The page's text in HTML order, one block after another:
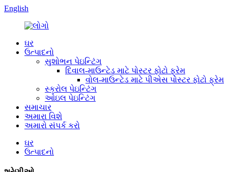
English
ઘર
ઉત્પાદનો
સુશોભન પેઇન્ટિંગ
દિવાલ-માઉન્ટેડ માટે પોસ્ટર ફોટો ફ્રેમ
વોલ-માઉન્ટેડ માટે પીએસ પોસ્ટર ફોટો ફ્રેમ
સ્ક્રોલ પેઇન્ટિંગ
ઓઇલ પેઇન્ટિંગ
સમાચાર
અમારા વિશે
અમારો સંપર્ક કરો
ઘર
ઉત્પાદનો